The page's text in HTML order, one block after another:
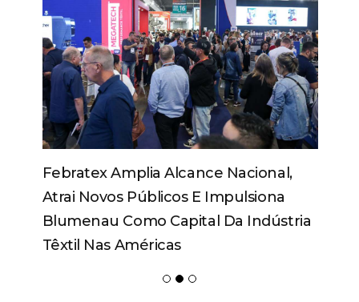
Febratex Amplia Alcance Nacional,
Atrai Novos Públicos E Impulsiona
Blumenau Como Capital Da Indústria
Têxtil Nas Américas